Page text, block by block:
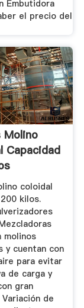
Embutidora
el precio del
Molino
Capacidad
coloidal
kilos.
molinos
y cuentan con
para evitar
de carga y
gran
de